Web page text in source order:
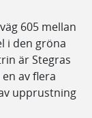
605 mellan
i den gröna
är Stegras
av flera
upprustning